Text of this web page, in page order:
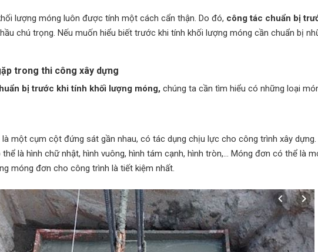
lượng móng luôn được tính một cách cẩn thận. Do đó, công tác chuẩn bị
chú trọng. Nếu muốn hiểu biết trước khi tính khối lượng móng cần chuẩn bị
trong thi công xây dựng
bị trước khi tính khối lượng móng, chúng ta cần tìm hiểu có những loại
một cụm cột đứng sát gần nhau, có tác dụng chịu lực cho công trình xây
thể là hình chữ nhật, hình vuông, hình tám cạnh, hình tròn,… Móng đơn có thể là
móng đơn cho công trình là tiết kiệm nhất.